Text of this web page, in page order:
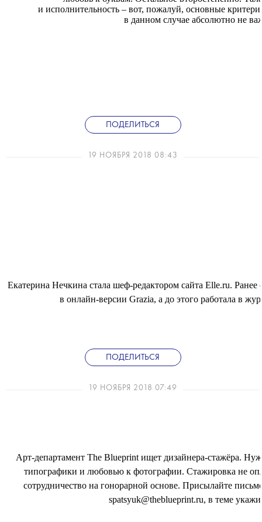
и исполнительность – вот, пожалуй, основные
в данном случае абсолютно не
ПОДЕЛИТЬСЯ
19 НОЯБРЯ 2018 08:43
Екатерина Нечкина стала шеф-редактором сайта Elle.ru.
в онлайн-версии Grazia, а до этого работала в
ПОДЕЛИТЬСЯ
19 НОЯБРЯ 2018 07:49
Арт-департамент The Blueprint ищет дизайнера-стажёра.
типографики и любовью к фотографии. Стажировка не
сотрудничество на гонорарной основе. Присылайте
spatsyuk@theblueprint.ru, в теме